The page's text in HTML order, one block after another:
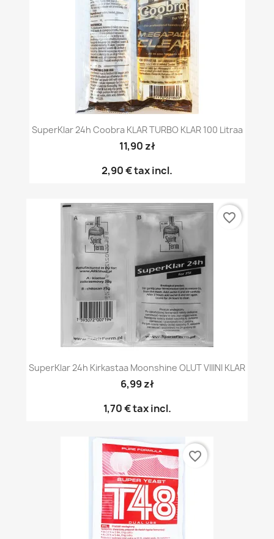
SuperKlar 24h Coobra KLAR TURBO KLAR 100 Litraa
11,90 zł
2,90 €tax incl.
SuperKlar 24h Kirkastaa Moonshine OLUT VIIINI KLAR
6,99 zł
1,70 €tax incl.
favorite_border
favorite_border